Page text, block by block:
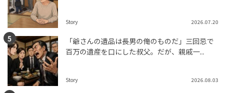
Story 2026.07.20
「爺さんの遺品は長男の俺のものだ」三回忌で
百万の遺産を口にした叔父。だが、親戚一...
Story 2026.08.03